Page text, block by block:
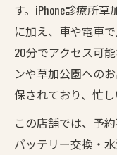
す。iPhone診療所
に加え、車や電車
20分でアクセス可
ンや草加公園への
保されており、忙
この店舗では、予
バッテリー交換・